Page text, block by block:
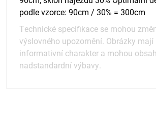
podle vzorce: 90cm / 30% = 300cm
Technické specifikace se mohou
výslovného upozornění. Obrázky mají
informativní charakter a mohou
nadstandardní výbavy.